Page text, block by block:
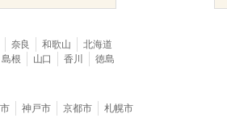
奈良 和歌山
北海道
島根
山口 香川 徳島
神戸市 京都市 札幌市